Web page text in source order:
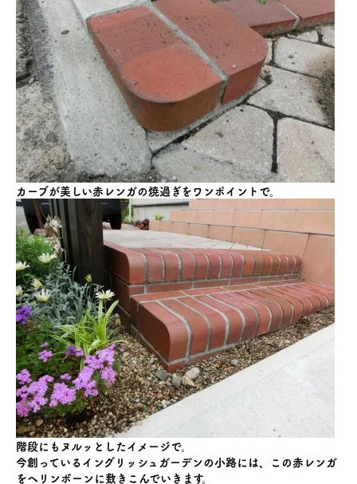
カーブが美しい赤レンガの焼過ぎをワンポイントで。
階段にもヌルッとしたイメージで。
今創っているイングリッシュガーデンの小路には、この赤レンガ
をヘリンボーンに敷きこんでいきます。